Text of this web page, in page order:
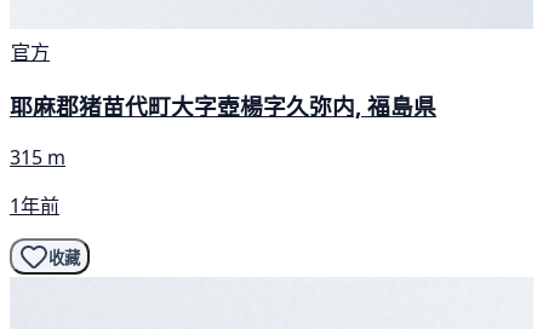
官方
耶麻郡猪苗代町大字壺楊字久弥内, 福島県
315 m
1年前
收藏